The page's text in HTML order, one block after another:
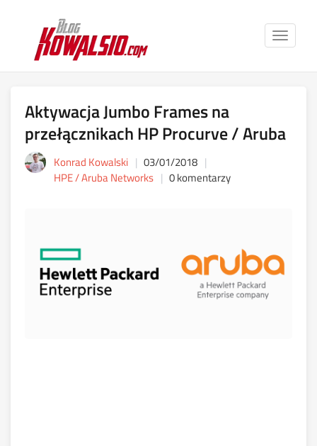
Toggle
Aktywacja Jumbo Frames na
przełącznikach HP Procurve / Aruba
Konrad Kowalski
03/01/2018
HPE / Aruba Networks
0 komentarzy